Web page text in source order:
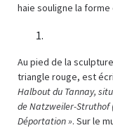
haie souligne la forme
Au pied de la
triangle rouge, est
Halbout du Tannay,
de Natzweiler-Struthof
Déportation ». Sur le